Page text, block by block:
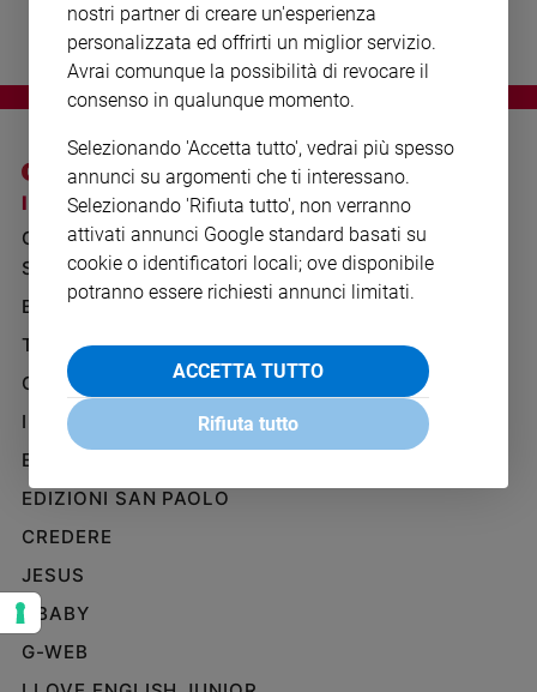
Società
e
Ambiente
e
Aziende
di
Caso
della
settimana
Diversità
e
Costume
Cultura
e
spettacoli
I SITI SAN PAOLO
GRUPPO EDITORIALE
SAN PAOLO
BENESSERE
TELENOVA
GAZZETTA D'ALBA
IL GIORNALINO
EDICOLA SAN PAOLO
EDIZIONI SAN PAOLO
CREDERE
JESUS
GBABY
G-WEB
NOTE LEGALI
PRIVACY POLICY
INFORMATIVA
WHISTLEBLOWING
nostri partner di creare un'esperienza
personalizzata ed offrirti un miglior servizio.
Avrai comunque la possibilità di revocare il
consenso in qualunque momento.
Selezionando 'Accetta tutto', vedrai più spesso
annunci su argomenti che ti interessano.
Selezionando 'Rifiuta tutto', non verranno
attivati annunci Google standard basati su
cookie o identificatori locali; ove disponibile
potranno essere richiesti annunci limitati.
ACCETTA TUTTO
Rifiuta tutto